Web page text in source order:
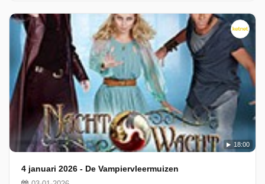
18:00
4 januari 2026 - De Vampiervleermuizen